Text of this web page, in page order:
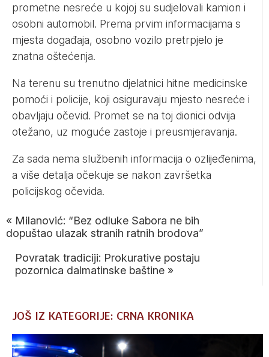
prometne nesreće u kojoj su sudjelovali kamion i
osobni automobil. Prema prvim informacijama s
mjesta događaja, osobno vozilo pretrpjelo je
znatna oštećenja.
Na terenu su trenutno djelatnici hitne medicinske
pomoći i policije, koji osiguravaju mjesto nesreće i
obavljaju očevid. Promet se na toj dionici odvija
otežano, uz moguće zastoje i preusmjeravanja.
Za sada nema službenih informacija o ozlijeđenima,
a više detalja očekuje se nakon završetka
policijskog očevida.
« Milanović: “Bez odluke Sabora ne bih
dopuštao ulazak stranih ratnih brodova”
Povratak tradiciji: Prokurative postaju
pozornica dalmatinske baštine »
JOŠ IZ KATEGORIJE: CRNA KRONIKA